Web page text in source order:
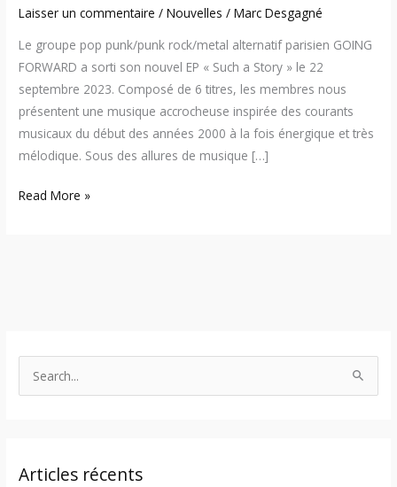
Laisser un commentaire /Nouvelles /Marc Desgagné
Le groupe pop punk/punk rock/metal alternatif parisien GOING
FORWARD a sorti son nouvel EP « Such a Story » le 22
septembre 2023. Composé de 6 titres, les membres nous
présentent une musique accrocheuse inspirée des courants
musicaux du début des années 2000 à la fois énergique et très
mélodique. Sous des allures de musique […]
Read More »
c
Articles récents